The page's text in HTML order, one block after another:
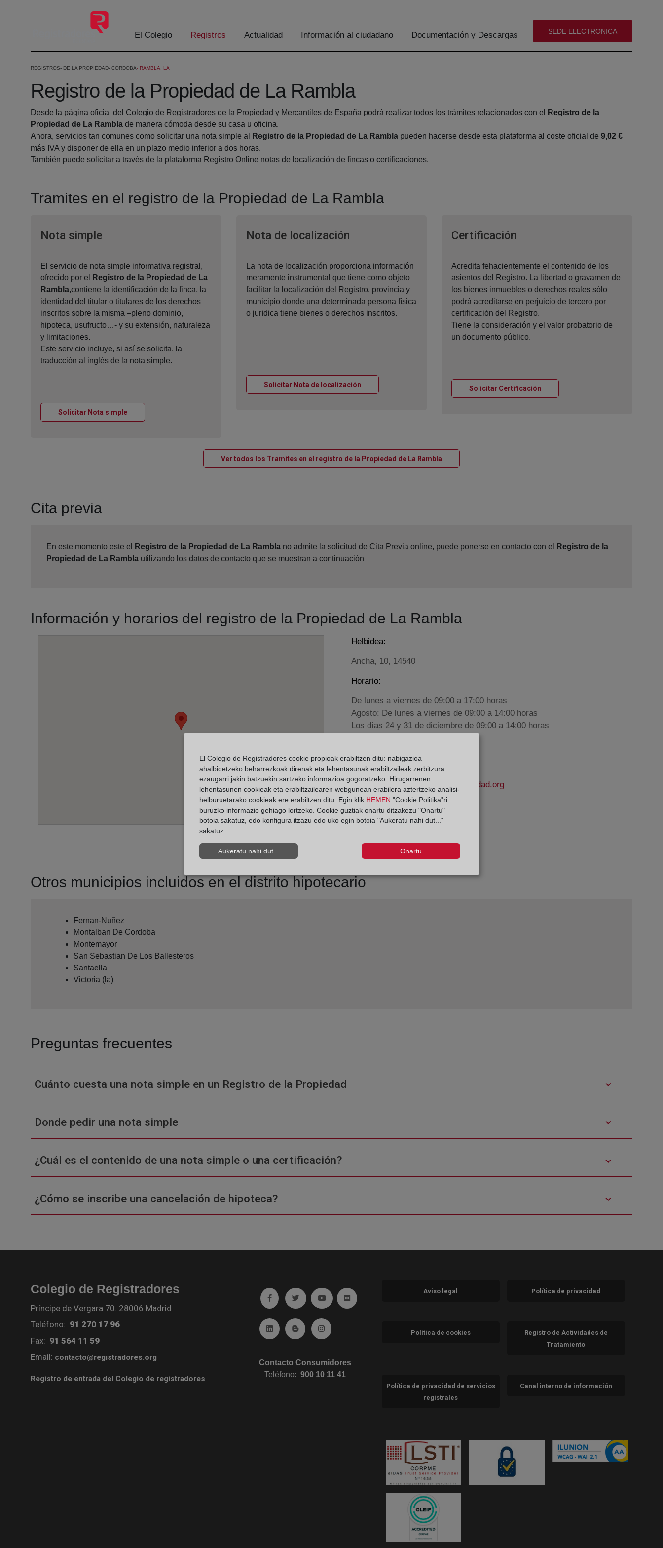
El Colegio Registros Actualidad Información al ciudadano Documentación y Descargas (abre en nueva ventana)
SEDE ELECTRONICA
REGISTROS DE LA PROPIEDAD CORDOBA RAMBLA, LA
Registro de la Propiedad de La Rambla
Desde la página oficial del Colegio de Registradores de la Propiedad y Mercantiles de España podrá realizar todos los trámites relacionados con el
Registro de la
Propiedad de La Rambla de manera cómoda desde su casa u oficina.
Ahora, servicios tan comunes como solicitar una nota simple al
Registro de la Propiedad de La Rambla pueden hacerse desde esta plataforma al coste oficial de 9,02 €
más IVA y disponer de ella en un plazo medio inferior a dos horas.
También puede solicitar a través de la plataforma Registro Online notas de localización de fincas o certificaciones.
Tramites en el registro de la Propiedad de La Rambla
Nota simpleVentana nueva
El servicio de nota simple informativa registral,
ofrecido por el
Registro de la Propiedad de La
Rambla,contiene la identificación de la finca, la
identidad del titular o titulares de los derechos
inscritos sobre la misma –pleno dominio,
hipoteca, usufructo…- y su extensión, naturaleza
y limitaciones.
Este servicio incluye, si así se solicita, la
traducción al inglés de la nota simple.
Solicitar Nota simpleVentana nueva
Nota de localizaciónVentana nueva
La nota de localización proporciona información
meramente instrumental que tiene como objeto
facilitar la localización del Registro, provincia y
municipio donde una determinada persona física
o jurídica tiene bienes o derechos inscritos.
Solicitar Nota de localizaciónVentana nueva
Certificación
Acredita fehacientemente el contenido de los
asientos del Registro. La libertad o gravamen de
los bienes inmuebles o derechos reales sólo
podrá acreditarse en perjuicio de tercero por
certificación del Registro.
Tiene la consideración y el valor probatorio de
un documento público.
Solicitar Certificación
Ver todos los Tramites en el registro de la Propiedad de La Rambla
Cita previa
En este momento este el Registro de la Propiedad de La Rambla no admite la solicitud de Cita Previa online, puede ponerse en contacto con el
Registro de la
Propiedad de La Rambla utilizando los datos de contacto que se muestran a continuación
Información y horarios del registro de la Propiedad de La Rambla
Helbidea:
Ancha, 10, 14540
Horario:
De lunes a viernes de 09:00 a 17:00 horas
Agosto: De lunes a viernes de 09:00 a 14:00 horas
Los días 24 y 31 de diciembre de 09:00 a 14:00 horas
(957) 68 40 38
larambla@registrodelapropiedad.org
Datos del Registrador:
Helena Nava Poblaciones
dpo@corpme.es
Otros municipios incluidos en el distrito hipotecario
Fernan-Nuñez
Montalban De Cordoba
Montemayor
San Sebastian De Los Ballesteros
Santaella
Victoria (la)
Preguntas frecuentes
Cuánto cuesta una nota simple en un Registro de la Propiedad
Donde pedir una nota simple
¿Cuál es el contenido de una nota simple o una certificación?
¿Cómo se inscribe una cancelación de hipoteca?
Colegio de Registradores
Príncipe de Vergara 70. 28006 Madrid
Teléfono: 91 270 17 96
Fax: 91 564 11 59
Email: contacto@registradores.org
Registro de entrada del Colegio de registradores
Ir a facebook (abre en ventana nueva)
Ir a twitter (abre en ventana nueva)
Ir a YouTube (abre en ventana nueva)
Ir a Flickr (abre en ventana nueva)
Ir a Linkedin (abre en ventana nueva)
Ir al Blog (abre en ventana nueva)
Ir a Instagram (abre en ventana nueva)
Contacto Consumidores
Teléfono:900 10 11 41
Aviso legal Política de privacidad
Política de cookies
Registro de Actividades de
Tratamiento
Política de privacidad de servicios
registrales
Canal interno de información
El Colegio de Registradores cookie propioak erabiltzen ditu: nabigazioa
ahalbidetzeko beharrezkoak direnak eta lehentasunak erabiltzaileak zerbitzura
ezaugarri jakin batzuekin sartzeko informazioa gogoratzeko. Hirugarrenen
lehentasunen cookieak eta erabiltzailearen webgunean erabilera aztertzeko analisi-
helburuetarako cookieak ere erabiltzen ditu. Egin klik HEMEN "Cookie Politika"ri
buruzko informazio gehiago lortzeko. Cookie guztiak onartu ditzakezu "Onartu"
botoia sakatuz, edo konfigura itzazu edo uko egin botoia "Aukeratu nahi dut..."
sakatuz.
Aukeratu nahi dut... Onartu